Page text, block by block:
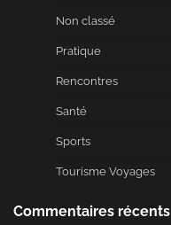
Non classé
Pratique
Rencontres
Santé
Sports
Tourisme Voyages
Commentaires récents